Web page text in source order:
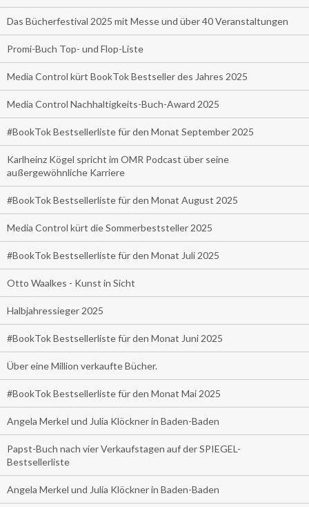
Das Bücherfestival 2025 mit Messe und über 40 Veranstaltungen
Promi-Buch Top- und Flop-Liste
Media Control kürt BookTok Bestseller des Jahres 2025
Media Control Nachhaltigkeits-Buch-Award 2025
#BookTok Bestsellerliste für den Monat September 2025
Karlheinz Kögel spricht im OMR Podcast über seine
außergewöhnliche Karriere
#BookTok Bestsellerliste für den Monat August 2025
Media Control kürt die Sommerbeststeller 2025
#BookTok Bestsellerliste für den Monat Juli 2025
Otto Waalkes - Kunst in Sicht
Halbjahressieger 2025
#BookTok Bestsellerliste für den Monat Juni 2025
Über eine Million verkaufte Bücher.
#BookTok Bestsellerliste für den Monat Mai 2025
Angela Merkel und Julia Klöckner in Baden-Baden
Papst-Buch nach vier Verkaufstagen auf der SPIEGEL-
Bestsellerliste
Angela Merkel und Julia Klöckner in Baden-Baden